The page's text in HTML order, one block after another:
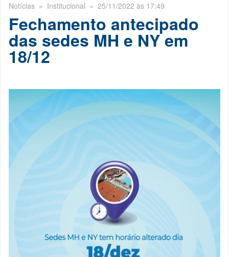
Notícias » Institucional » 25/11/2022 às 17:49
Fechamento antecipado
das sedes MH e NY em
18/12